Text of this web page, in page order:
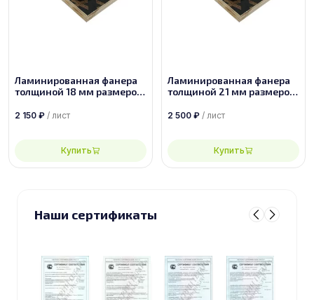
Ламинированная фанера
толщиной 18 мм размером
2 150 ₽ / лист
Купить
Ламинированная фанера
толщиной 21 мм размером
2 500 ₽ / лист
Купить
Наши сертификаты